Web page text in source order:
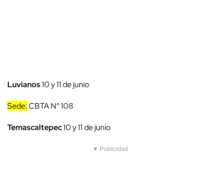
Luvianos10 y 11 de junio
Sede:CBTA N° 108
Temascaltepec10 y 11 de junio
▼ Publicidad